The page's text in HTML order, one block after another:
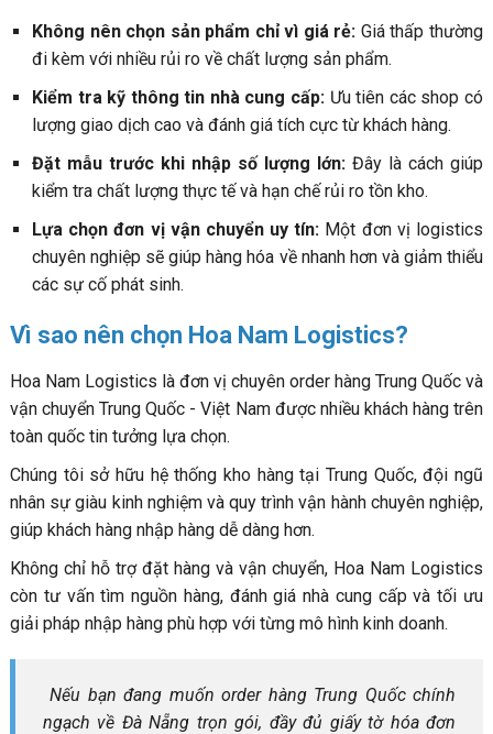
Không nên chọn sản phẩm chỉ vì giá rẻ: Giá thấp thường
đi kèm với nhiều rủi ro về chất lượng sản phẩm.
Kiểm tra kỹ thông tin nhà cung cấp: Ưu tiên các shop có
lượng giao dịch cao và đánh giá tích cực từ khách hàng.
Đặt mẫu trước khi nhập số lượng lớn: Đây là cách giúp
kiểm tra chất lượng thực tế và hạn chế rủi ro tồn kho.
Lựa chọn đơn vị vận chuyển uy tín: Một đơn vị logistics
chuyên nghiệp sẽ giúp hàng hóa về nhanh hơn và giảm thiểu
các sự cố phát sinh.
Vì sao nên chọn Hoa Nam Logistics?
Hoa Nam Logistics là đơn vị chuyên order hàng Trung Quốc và
vận chuyển Trung Quốc - Việt Nam được nhiều khách hàng trên
toàn quốc tin tưởng lựa chọn.
Chúng tôi sở hữu hệ thống kho hàng tại Trung Quốc, đội ngũ
nhân sự giàu kinh nghiệm và quy trình vận hành chuyên nghiệp,
giúp khách hàng nhập hàng dễ dàng hơn.
Không chỉ hỗ trợ đặt hàng và vận chuyển, Hoa Nam Logistics
còn tư vấn tìm nguồn hàng, đánh giá nhà cung cấp và tối ưu
giải pháp nhập hàng phù hợp với từng mô hình kinh doanh.
Nếu bạn đang muốn order hàng Trung Quốc chính
ngạch về Đà Nẵng trọn gói, đầy đủ giấy tờ hóa đơn